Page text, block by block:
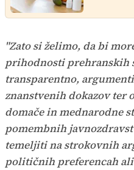
"Zato si želimo, da bi
prihodnosti prehranskih
transparentno,
znanstvenih dokazov ter
domače in mednarodne
pomembnih
temeljiti na strokovnih
političnih preferencah